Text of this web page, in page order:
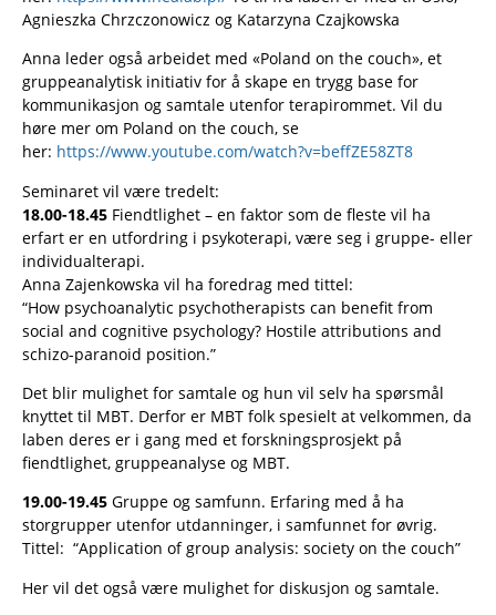
Agnieszka Chrzczonowicz og Katarzyna Czajkowska
Anna leder også arbeidet med «Poland on the couch», et
gruppeanalytisk initiativ for å skape en trygg base for
kommunikasjon og samtale utenfor terapirommet. Vil du
høre mer om Poland on the couch, se
her: https://www.youtube.com/watch?v=beffZE58ZT8
Seminaret vil være tredelt:
18.00-18.45 Fiendtlighet – en faktor som de fleste vil ha
erfart er en utfordring i psykoterapi, være seg i gruppe- eller
individualterapi.
Anna Zajenkowska vil ha foredrag med tittel:
“How psychoanalytic psychotherapists can benefit from
social and cognitive psychology? Hostile attributions and
schizo-paranoid position.”
Det blir mulighet for samtale og hun vil selv ha spørsmål
knyttet til MBT. Derfor er MBT folk spesielt at velkommen, da
laben deres er i gang med et forskningsprosjekt på
fiendtlighet, gruppeanalyse og MBT.
19.00-19.45 Gruppe og samfunn. Erfaring med å ha
storgrupper utenfor utdanninger, i samfunnet for øvrig.
Tittel: “Application of group analysis: society on the couch”
Her vil det også være mulighet for diskusjon og samtale.